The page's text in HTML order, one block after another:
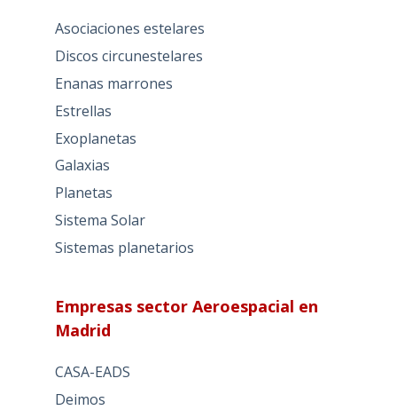
Asociaciones estelares
Discos circunestelares
Enanas marrones
Estrellas
Exoplanetas
Galaxias
Planetas
Sistema Solar
Sistemas planetarios
Empresas sector Aeroespacial en
Madrid
CASA-EADS
Deimos